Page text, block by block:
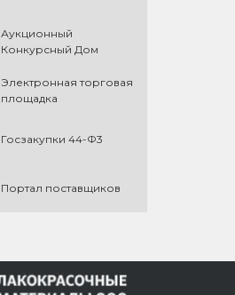
Аукционный
Конкурсный Дом
Электронная торговая
площадка
Госзакупки 44-Ф3
Портал поставщиков